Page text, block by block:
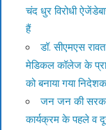
चंद धुर विरोधी
हैं
डॉ. सीएमएस
मेडिकल कॉलेज के
को बनाया गया निदेशक
जन जन की
कार्यक्रम के पहले व